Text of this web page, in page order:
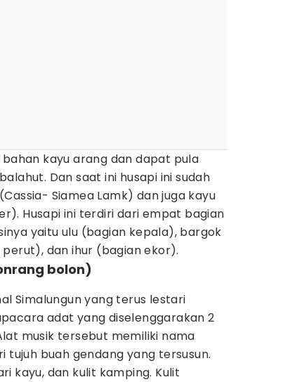
kayu arang dan dapat pula
Dan saat ini husapi ini sudah
Siamea Lamk) dan juga kayu
Husapi ini terdiri dari empat bagian
yaitu ulu (bagian kepala), bargok
dan ihur (bagian ekor).
bolon)
Simalungun yang terus lestari
adat yang diselenggarakan 2
musik tersebut memiliki nama
buah gendang yang tersusun.
kayu, dan kulit kamping. Kulit